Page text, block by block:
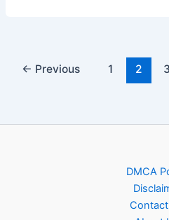
← Previous 1 2 3
DMCA